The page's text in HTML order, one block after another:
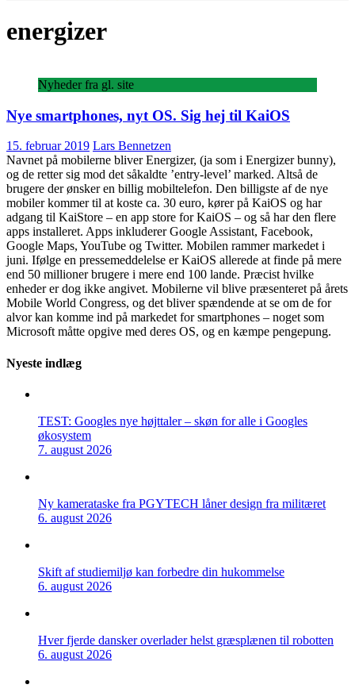
energizer
Nyheder fra gl. site
Nye smartphones, nyt OS. Sig hej til KaiOS
15. februar 2019 Lars Bennetzen
Navnet på mobilerne bliver Energizer, (ja som i Energizer bunny),
og de retter sig mod det såkaldte ’entry-level’ marked. Altså de
brugere der ønsker en billig mobiltelefon. Den billigste af de nye
mobiler kommer til at koste ca. 30 euro, kører på KaiOS og har
adgang til KaiStore – en app store for KaiOS – og så har den flere
apps installeret. Apps inkluderer Google Assistant, Facebook,
Google Maps, YouTube og Twitter. Mobilen rammer markedet i
juni. Ifølge en pressemeddelelse er KaiOS allerede at finde på mere
end 50 millioner brugere i mere end 100 lande. Præcist hvilke
enheder er dog ikke angivet. Mobilerne vil blive præsenteret på årets
Mobile World Congress, og det bliver spændende at se om de for
alvor kan komme ind på markedet for smartphones – noget som
Microsoft måtte opgive med deres OS, og en kæmpe pengepung.
Nyeste indlæg
TEST: Googles nye højttaler – skøn for alle i Googles
økosystem
7. august 2026
Ny kamerataske fra PGYTECH låner design fra militæret
6. august 2026
Skift af studiemiljø kan forbedre din hukommelse
6. august 2026
Hver fjerde dansker overlader helst græsplænen til robotten
6. august 2026